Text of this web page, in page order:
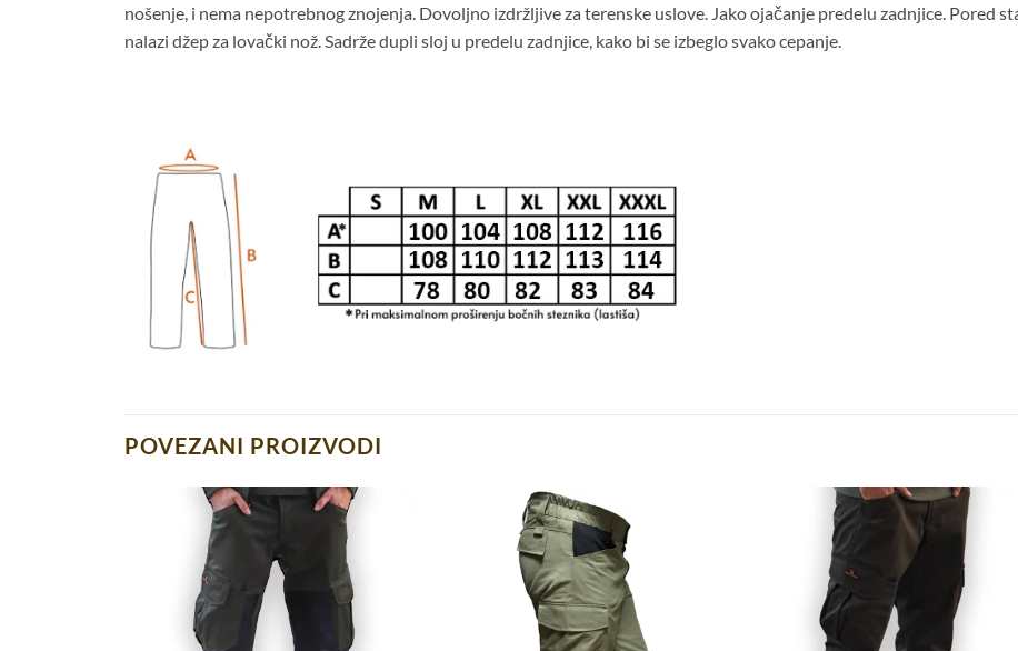
nošenje, i nema nepotrebnog znojenja. Dovoljno izdržljive za terenske uslove. Jako ojačanje predelu zadnjice. Pored
nalazi džep za lovački nož. Sadrže dupli sloj u predelu zadnjice, kako bi se izbeglo svako cepanje.
POVEZANI PROIZVODI